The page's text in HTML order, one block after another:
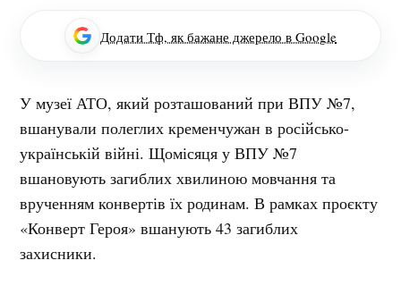
Додати Тф, як бажане джерело в Google
У музеї АТО, який розташований при ВПУ №7,
вшанували полеглих кременчужан в російсько-
українській війні. Щомісяця у ВПУ №7
вшановують загиблих хвилиною мовчання та
врученням конвертів їх родинам. В рамках проєкту
«Конверт Героя» вшанують 43 загиблих
захисники.